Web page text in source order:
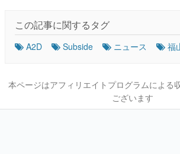
この記事に関するタグ
A2D Subside ニュース 福
本ページはアフィリエイトプログラムによる
ございます